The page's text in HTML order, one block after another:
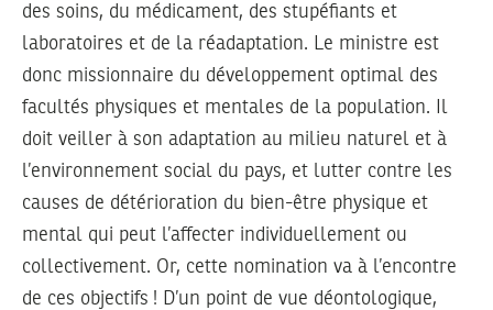
des soins, du médicament, des stupéfiants et
laboratoires et de la réadaptation. Le ministre est
donc missionnaire du développement optimal des
facultés physiques et mentales de la population. Il
doit veiller à son adaptation au milieu naturel et à
l’environnement social du pays, et lutter contre les
causes de détérioration du bien-être physique et
mental qui peut l’affecter individuellement ou
collectivement. Or, cette nomination va à l’encontre
de ces objectifs ! D’un point de vue déontologique,